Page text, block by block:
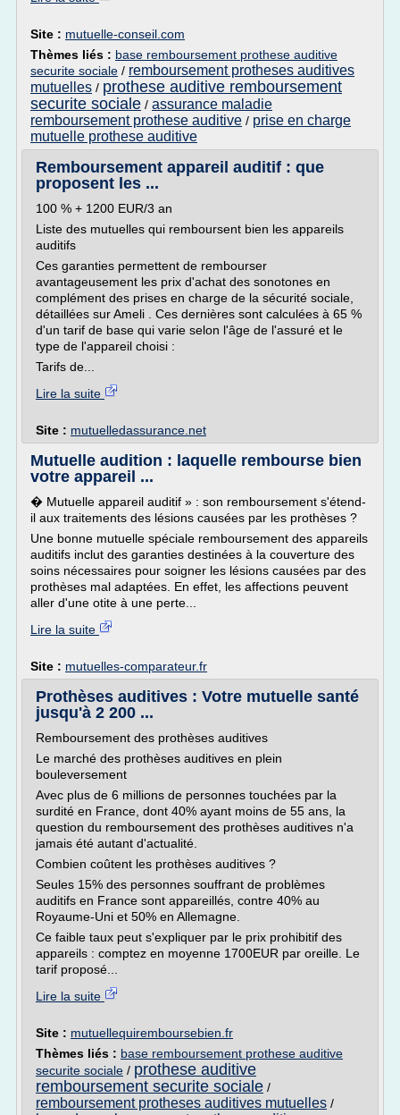
Site : mutuelle-conseil.com
Thèmes liés : base remboursement prothese auditive
securite sociale / remboursement protheses auditives
mutuelles / prothese auditive remboursement
securite sociale / assurance maladie
remboursement prothese auditive / prise en charge
mutuelle prothese auditive
Remboursement appareil auditif : que
proposent les ...
100 % + 1200 EUR/3 an
Liste des mutuelles qui remboursent bien les appareils
auditifs
Ces garanties permettent de rembourser
avantageusement les prix d'achat des sonotones en
complément des prises en charge de la sécurité sociale,
détaillées sur Ameli . Ces dernières sont calculées à 65 %
d'un tarif de base qui varie selon l'âge de l'assuré et le
type de l'appareil choisi :
Tarifs de...
Lire la suite
Site : mutuelledassurance.net
Mutuelle audition : laquelle rembourse bien
votre appareil ...
� Mutuelle appareil auditif » : son remboursement s'étend-
il aux traitements des lésions causées par les prothèses ?
Une bonne mutuelle spéciale remboursement des appareils
auditifs inclut des garanties destinées à la couverture des
soins nécessaires pour soigner les lésions causées par des
prothèses mal adaptées. En effet, les affections peuvent
aller d'une otite à une perte...
Lire la suite
Site : mutuelles-comparateur.fr
Prothèses auditives : Votre mutuelle santé
jusqu'à 2 200 ...
Remboursement des prothèses auditives
Le marché des prothèses auditives en plein
bouleversement
Avec plus de 6 millions de personnes touchées par la
surdité en France, dont 40% ayant moins de 55 ans, la
question du remboursement des prothèses auditives n'a
jamais été autant d'actualité.
Combien coûtent les prothèses auditives ?
Seules 15% des personnes souffrant de problèmes
auditifs en France sont appareillés, contre 40% au
Royaume-Uni et 50% en Allemagne.
Ce faible taux peut s'expliquer par le prix prohibitif des
appareils : comptez en moyenne 1700EUR par oreille. Le
tarif proposé...
Lire la suite
Site : mutuellequiremboursebien.fr
Thèmes liés : base remboursement prothese auditive
securite sociale / prothese auditive
remboursement securite sociale /
remboursement protheses auditives mutuelles /